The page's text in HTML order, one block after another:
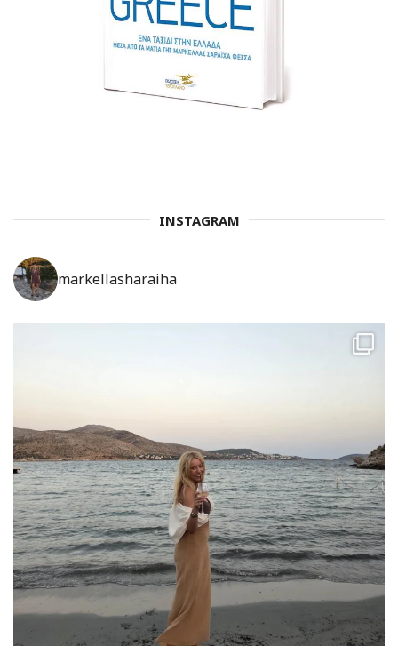
INSTAGRAM
markellasharaiha